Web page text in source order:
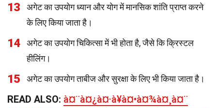
13
अगेट का उपयोग ध्यान और योग में मानसिक शांति प्राप्त करने
के लिए किया जाता है।
14
अगेट का उपयोग चिकित्सा में भी होता है, जैसे कि क्रिस्टल
हीलिंग।
15 अगेट का उपयोग ताबीज और सुरक्षा के लिए भी किया जाता है।
READ ALSO: à¤¨à¤¿à¤·à¥à¤•à¤¾à¤¸à¤¨